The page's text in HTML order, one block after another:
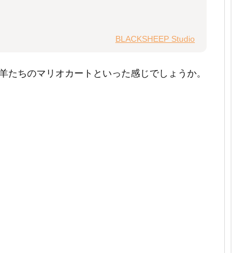
BLACKSHEEP Studio
ちのマリオカートといった感じでしょうか。